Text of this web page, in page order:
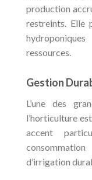
production
restreints. Elle
ressources.
Gestion
L’une des
l’horticulture
accent
d’irrigation